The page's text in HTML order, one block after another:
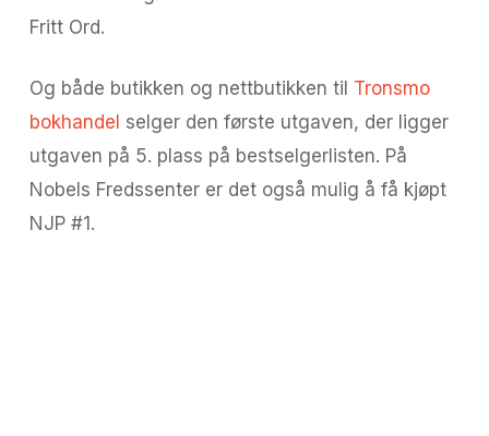
Fritt Ord.
Og både butikken og nettbutikken til Tronsmo
bokhandel selger den første utgaven, der ligger
utgaven på 5. plass på bestselgerlisten. På
Nobels Fredssenter er det også mulig å få kjøpt
NJP #1.